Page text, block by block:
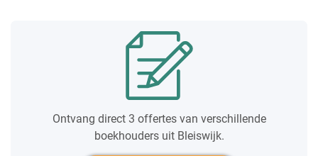
Ontvang direct 3 offertes van verschillende
boekhouders uit Bleiswijk.